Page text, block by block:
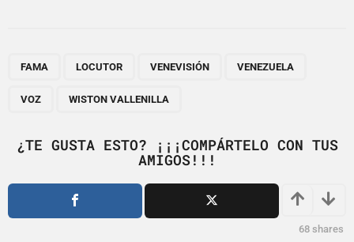
i
o
FAMA LOCUTOR VENEVISIÓN VENEZUELA
VOZ WISTON VALLENILLA
¿TE GUSTA ESTO? ¡¡¡COMPÁRTELO CON TUS
AMIGOS!!!
68 shares